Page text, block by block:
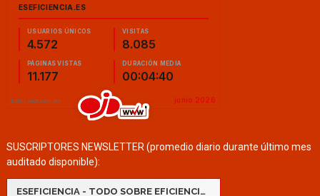
SUSCRIPTORES NEWSLETTER (promedio diario durante último mes
auditado disponible):